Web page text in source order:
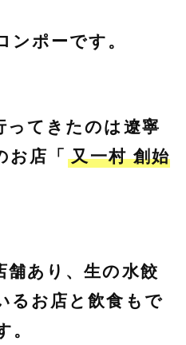
ンポーです。
ってきたのは遼寧
お店「
又一村 創始
舗あり、生の水餃
るお店と飲食もで
。